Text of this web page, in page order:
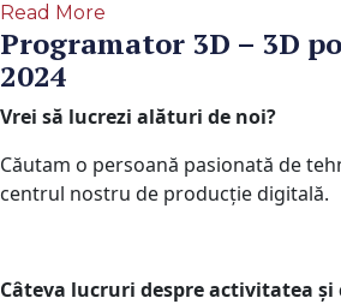
Read More
Programator 3D – 3D
2024
Vrei să lucrezi alături de noi?
Căutam o persoană pasionată de
centrul nostru de producție digitală.
Câteva lucruri despre activitatea și